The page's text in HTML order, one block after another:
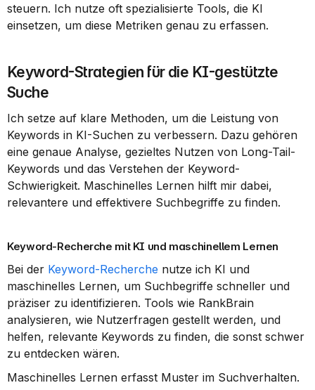
steuern. Ich nutze oft spezialisierte Tools, die KI
einsetzen, um diese Metriken genau zu erfassen.
Keyword-Strategien für die KI-gestützte
Suche
Ich setze auf klare Methoden, um die Leistung von
Keywords in KI-Suchen zu verbessern. Dazu gehören
eine genaue Analyse, gezieltes Nutzen von Long-Tail-
Keywords und das Verstehen der Keyword-
Schwierigkeit. Maschinelles Lernen hilft mir dabei,
relevantere und effektivere Suchbegriffe zu finden.
Keyword-Recherche mit KI und maschinellem Lernen
Bei der Keyword-Recherche nutze ich KI und
maschinelles Lernen, um Suchbegriffe schneller und
präziser zu identifizieren. Tools wie RankBrain
analysieren, wie Nutzerfragen gestellt werden, und
helfen, relevante Keywords zu finden, die sonst schwer
zu entdecken wären.
Maschinelles Lernen erfasst Muster im Suchverhalten.